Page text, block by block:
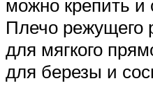
можно крепить и
Плечо режущего
для мягкого
для березы и